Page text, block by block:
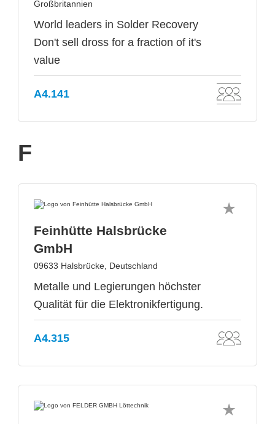
Großbritannien
World leaders in Solder Recovery
Don't sell dross for a fraction of it's
value
A4.141
F
Feinhütte Halsbrücke
GmbH
09633 Halsbrücke, Deutschland
Metalle und Legierungen höchster
Qualität für die Elektronikfertigung.
A4.315